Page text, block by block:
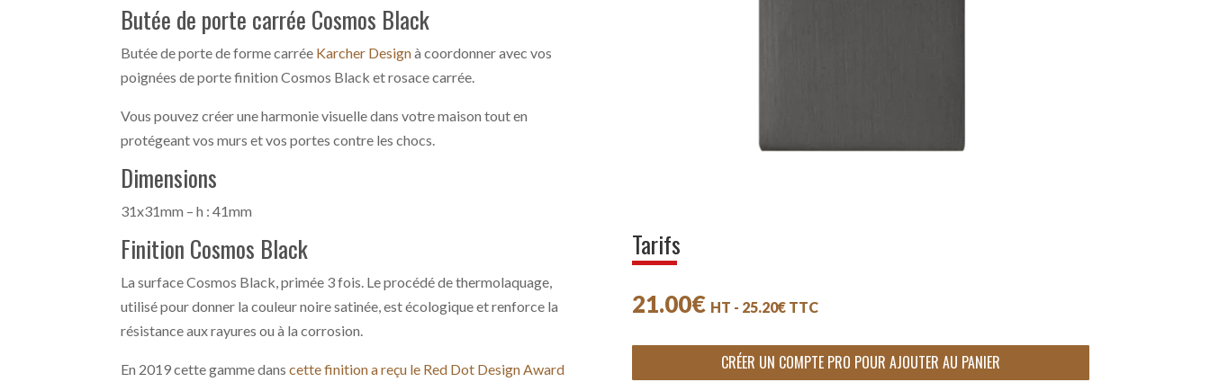
Butée de porte carrée Cosmos Black
Butée de porte de forme carrée Karcher Designà coordonner avec vos
poignées de porte finition Cosmos Black et rosace carrée.
Vous pouvez créer une harmonie visuelle dans votre maison tout en
protégeant vos murs et vos portes contre les chocs.
Dimensions
31x31mm – h : 41mm
Finition Cosmos Black
La surface Cosmos Black, primée 3 fois. Le procédé de thermolaquage,
utilisé pour donner la couleur noire satinée, est écologique et renforce la
résistance aux rayures ou à la corrosion.
En 2019 cette gamme danscette finition a reçu le Red Dot Design Award
Tarifs
21.00€ HT - 25.20€TTC
CRÉER UN COMPTE PRO POUR AJOUTER AU PANIER